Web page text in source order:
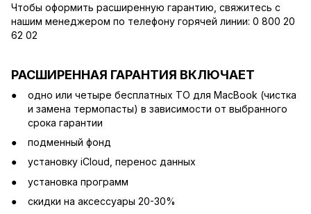
Чтобы оформить расширенную гарантию, свяжитесь с
нашим менеджером по телефону горячей линии: 0 800 20
62 02
РАСШИРЕННАЯ ГАРАНТИЯ ВКЛЮЧАЕТ
одно или четыре бесплатных ТО для MacBook (чистка
и замена термопасты) в зависимости от выбранного
срока гарантии
подменный фонд
установку iCloud, перенос данных
установка программ
скидки на аксессуары 20-30%